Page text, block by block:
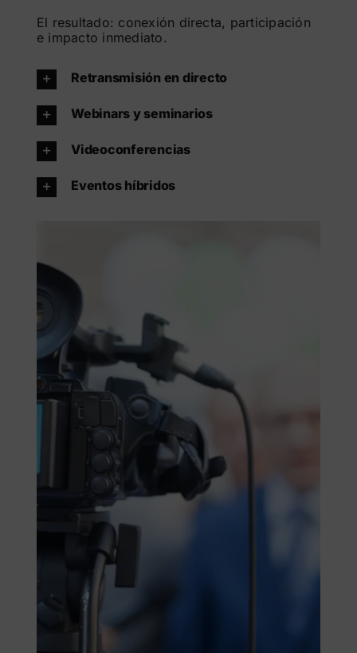
El resultado: conexión directa, participación
e impacto inmediato.
Retransmisión en directo
Webinars y seminarios
Videoconferencias
Eventos híbridos